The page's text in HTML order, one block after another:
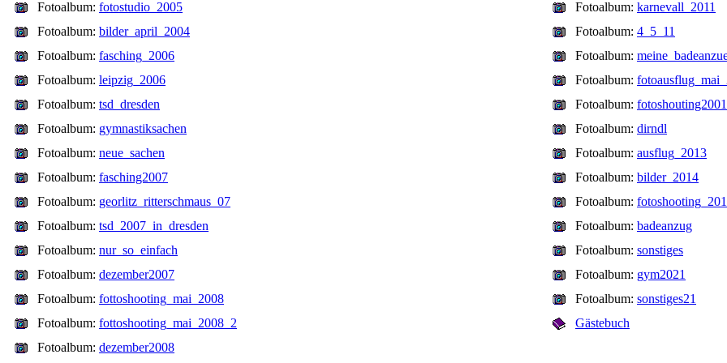
Fotoalbum: fotostudio_2005
Fotoalbum: bilder_april_2004
Fotoalbum: fasching_2006
Fotoalbum: leipzig_2006
Fotoalbum: tsd_dresden
Fotoalbum: gymnastiksachen
Fotoalbum: neue_sachen
Fotoalbum: fasching2007
Fotoalbum: georlitz_ritterschmaus_07
Fotoalbum: tsd_2007_in_dresden
Fotoalbum: nur_so_einfach
Fotoalbum: dezember2007
Fotoalbum: fottoshooting_mai_2008
Fotoalbum: fottoshooting_mai_2008_2
Fotoalbum: dezember2008
Fotoalbum: karnevall_2011
Fotoalbum: 4_5_11
Fotoalbum:
Fotoalbum:
Fotoalbum:
Fotoalbum: dirndl
Fotoalbum: ausflug_2013
Fotoalbum: bilder_2014
Fotoalbum:
Fotoalbum: badeanzug
Fotoalbum: sonstiges
Fotoalbum: gym2021
Fotoalbum: sonstiges21
Gästebuch